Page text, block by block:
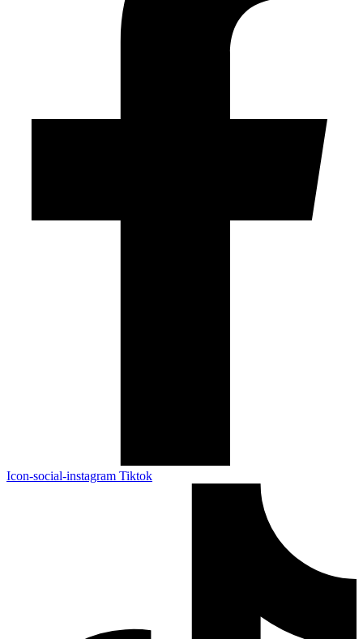
Icon-social-instagram Tiktok